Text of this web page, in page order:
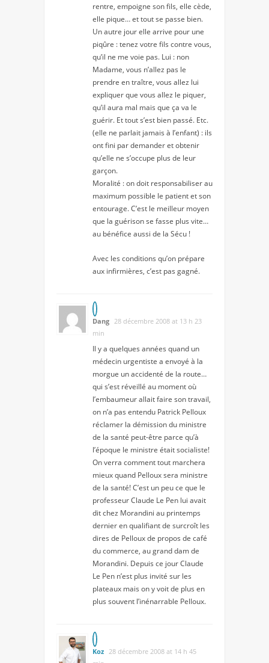
rentre, empoigne son fils, elle cède,
elle pique… et tout se passe bien.
Un autre jour elle arrive pour une
piqûre : tenez votre fils contre vous,
qu’il ne me voie pas. Lui : non
Madame, vous n’allez pas le
prendre en traître, vous allez lui
expliquer que vous allez le piquer,
qu’il aura mal mais que ça va le
guérir. Et tout s’est bien passé. Etc.
(elle ne parlait jamais à l’enfant) : ils
ont fini par demander et obtenir
qu’elle ne s’occupe plus de leur
garçon.
Moralité : on doit responsabiliser au
maximum possible le patient et son
entourage. C’est le meilleur moyen
que la guérison se fasse plus vite…
au bénéfice aussi de la Sécu !
Avec les conditions qu’on prépare
aux infirmières, c’est pas gagné.
Dang 28 décembre 2008 at 13 h 23
min
Il y a quelques années quand un
médecin urgentiste a envoyé à la
morgue un accidenté de la route…
qui s’est réveillé au moment où
l’embaumeur allait faire son travail,
on n’a pas entendu Patrick Pelloux
réclamer la démission du ministre
de la santé peut-être parce qu’à
l’époque le ministre était socialiste!
On verra comment tout marchera
mieux quand Pelloux sera ministre
de la santé! C’est un peu ce que le
professeur Claude Le Pen lui avait
dit chez Morandini au printemps
dernier en qualifiant de surcroît les
dires de Pelloux de propos de café
du commerce, au grand dam de
Morandini. Depuis ce jour Claude
Le Pen n’est plus invité sur les
plateaux mais on y voit de plus en
plus souvent l’inénarrable Pelloux.
Koz 28 décembre 2008 at 14 h 45